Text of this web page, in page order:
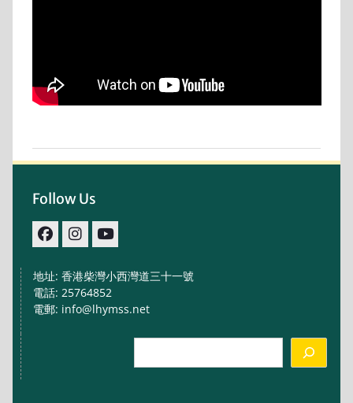
Follow Us
地址: 香港柴灣小西灣道三十一號
電話: 25764852
電郵: info@lhymss.net